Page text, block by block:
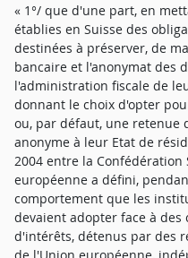
« 1°/ que d'une part, en
établies en Suisse des
destinées à préserver, de
bancaire et l'anonymat des
l'administration fiscale de
donnant le choix d'opter
ou, par défaut, une retenue
anonyme à leur Etat de
2004 entre la
européenne a défini,
comportement que les
devaient adopter face à
d'intérêts, détenus par des